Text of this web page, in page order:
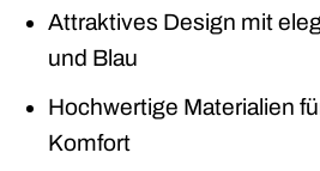
Attraktives Design mit
und Blau
Hochwertige Materialien
Komfort